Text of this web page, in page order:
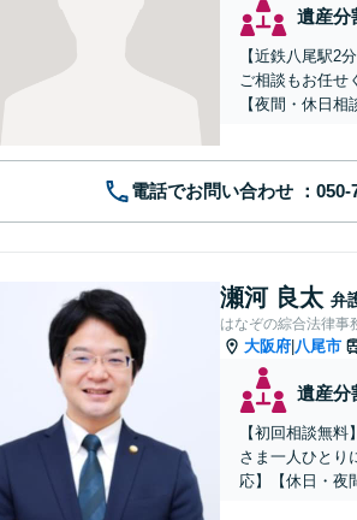
遺産分
【近鉄八尾駅2
ご相談もお任せ
【夜間・休日相
電話でお問い合わせ
瀬河 良太 弁
はなぞの綜合法律事
大阪府 八尾市
遺産分
【初回相談無
さま一人ひとり
応】【休日・夜